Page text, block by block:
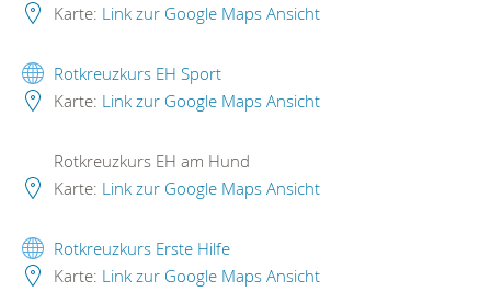
Karte: Link zur Google Maps Ansicht
Rotkreuzkurs EH Sport
Karte: Link zur Google Maps Ansicht
Rotkreuzkurs EH am Hund
Karte: Link zur Google Maps Ansicht
Rotkreuzkurs Erste Hilfe
Karte: Link zur Google Maps Ansicht